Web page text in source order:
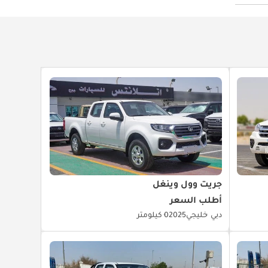
جريت وول وينغل
أطلب السعر
دبي خليجي20250 كيلومتر